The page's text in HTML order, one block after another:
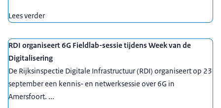
Lees verder
RDI organiseert 6G Fieldlab-sessie tijdens Week van de
Digitalisering
De Rijksinspectie Digitale Infrastructuur (RDI) organiseert op 23
september een kennis- en netwerksessie over 6G in
Amersfoort. ...